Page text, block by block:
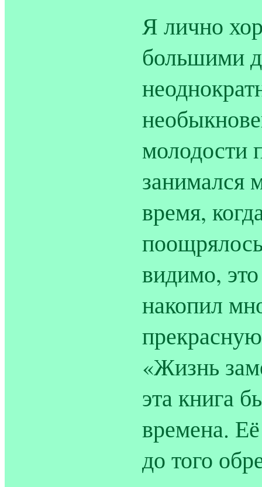
Я лично
большими
молодости
занимался
время,
видимо,
накопил
«Жизнь
эта книга
времена.
до того